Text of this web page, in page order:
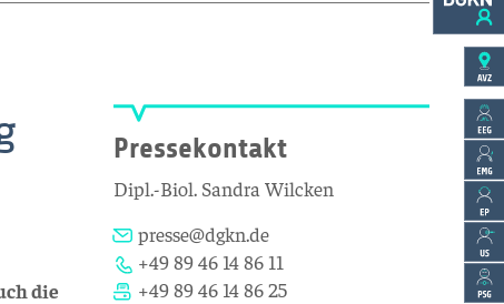
die
Pressekontakt
Dipl.-Biol. Sandra Wilcken
presse@dgkn.de
+49 89 46 14 86 11
+49 89 46 14 86 25